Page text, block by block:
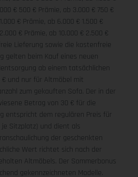
€ 500 € Prämie, ab 3.000 € 750 €
€ Prämie, ab 6.000 € 1.500 €
€ Prämie, ab 10.000 € 2.500 €
Lieferung sowie die kostenfreie
gelten beim Kauf eines neuen
ab einem tatsächlichen
€ und nur für Altmöbel mit
zum gekauften Sofa. Der in der
Betrag von 30 € für die
entspricht dem regulären Preis für
je Sitzplatz) und dient als
der geschenkten
Wert richtet sich nach der
Altmöbels. Der Sommerbonus
gekennzeichneten Modelle.